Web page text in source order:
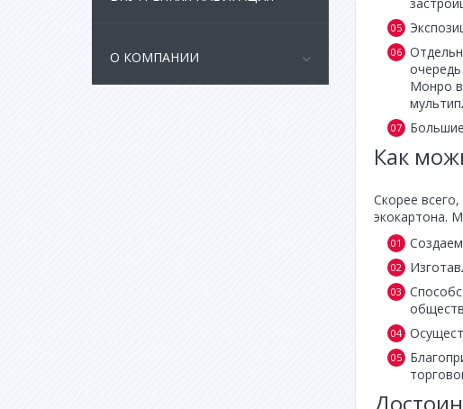
О КОМПАНИИ
Монро в
Как
Скорее
экокартона.